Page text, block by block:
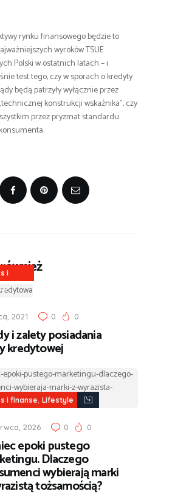
rynku finansowego będzie to
wyroków TSUE
Polski w ostatnich latach – i
test tego, czy w sporach o kredyty
będą patrzyły wyłącznie przez
konstrukcji wskaźnika”, czy
przez pryzmat standardu
i
2021 0 0
i zalety posiadania
kredytowej
i finanse Lifestyle
2026 0 0
epoki pustego
Dlaczego
wybierają marki
tożsamością?